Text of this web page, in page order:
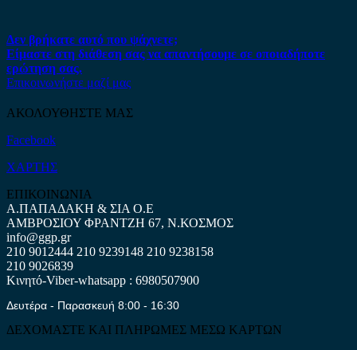
Δεν βρήκατε αυτό που ψάχνετε;
Είμαστε στη διάθεση σας να απαντήσουμε σε οποιαδήποτε
ερώτηση σας.
Επικοινωνήστε μαζί μας
ΑΚΟΛΟΥΘΗΣΤΕ ΜΑΣ
Facebook
ΧΑΡΤΗΣ
ΕΠΙΚΟΙΝΩΝΙΑ
Α.ΠΑΠΑΔΑΚΗ & ΣΙΑ Ο.Ε
ΑΜΒΡΟΣΙΟΥ ΦΡΑΝΤΖΗ 67, Ν.ΚΟΣΜΟΣ
info@ggp.gr
210 9012444 210 9239148 210 9238158
210 9026839
Κινητό-Viber-whatsapp : 6980507900
Δευτέρα - Παρασκευή 8:00 - 16:30
ΔΕΧΟΜΑΣΤΕ ΚΑΙ ΠΛΗΡΩΜΕΣ ΜΕΣΩ ΚΑΡΤΩΝ